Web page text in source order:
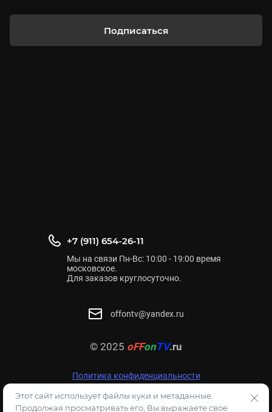
Подписаться
© 2025 oFFonTV.ru
Политика конфиденциальности
+7 (911) 654-26-11
Мы на связи Пн-Вс: 10:00 - 19:00 время
московское.
Для заказов круглосуточно.
offontv@yandex.ru
Этот сайт использует файлы куки и метаданные.
Продолжая просматривать его, Вы выражаете свое